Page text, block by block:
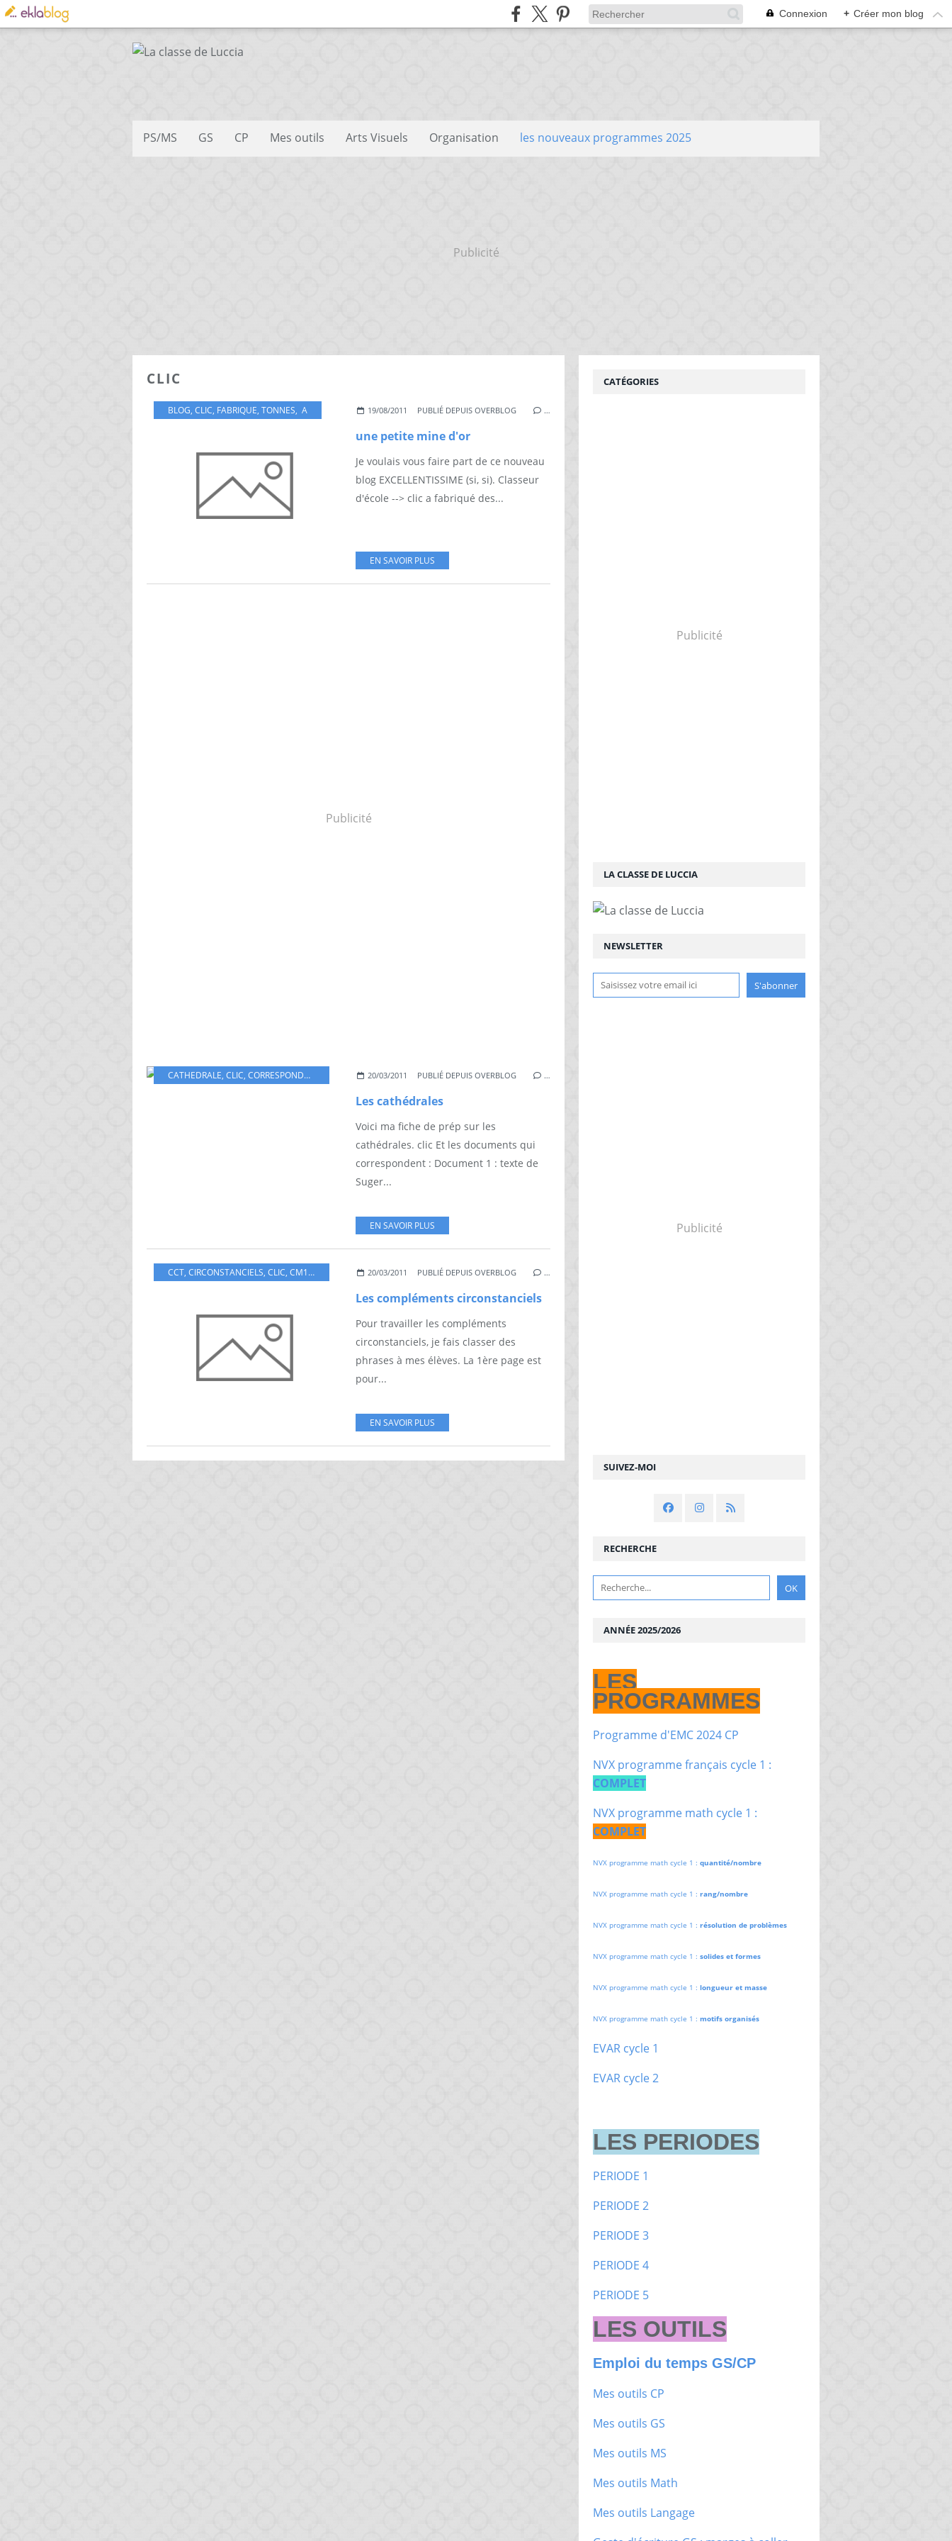
Connexion + Créer mon blog
PS/MS GS CP Mes outils Arts Visuels Organisation les nouveaux programmes 2025
Publicité
CLIC
BLOG, CLIC, FABRIQUE, TONNES, A 19/08/2011 PUBLIÉ DEPUIS OVERBLOG …
une petite mine d'or
Je voulais vous faire part de ce nouveau
blog EXCELLENTISSIME (si, si). Classeur
d'école --> clic a fabriqué des...
EN SAVOIR PLUS
Publicité
CATHEDRALE, CLIC, CORRESPONDENT DOCUMENT,TEXTE
20/03/2011 PUBLIÉ DEPUIS OVERBLOG …
Les cathédrales
Voici ma fiche de prép sur les
cathédrales. clic Et les documents qui
correspondent : Document 1 : texte de
Suger...
EN SAVOIR PLUS
CCT, CIRCONSTANCIELS, CLIC, CM1,COMPLEMENTS20/03/2011 PUBLIÉ DEPUIS OVERBLOG …
Les compléments circonstanciels
Pour travailler les compléments
circonstanciels, je fais classer des
phrases à mes élèves. La 1ère page est
pour...
EN SAVOIR PLUS
Publicité
NEWSLETTER
SUIVEZ-MOI
RECHERCHE
LA CLASSE DE LUCCIA
Publicité
CATÉGORIES
ANNÉE 2025/2026
LES
PROGRAMMES
Programme d'EMC 2024 CP
NVX programme français cycle 1 :
COMPLET
NVX programme math cycle 1 :
COMPLET
NVX programme math cycle 1 : quantité/nombre
NVX programme math cycle 1 : rang/nombre
NVX programme math cycle 1 : résolution de problèmes
NVX programme math cycle 1 : solides et formes
NVX programme math cycle 1 : longueur et masse
NVX programme math cycle 1 : motifs organisés
EVAR cycle 1
EVAR cycle 2
LES PERIODES
PERIODE 1
PERIODE 2
PERIODE 3
PERIODE 4
PERIODE 5
LES OUTILS
Emploi du temps GS/CP
Mes outils CP
Mes outils GS
Mes outils MS
Mes outils Math
Mes outils Langage